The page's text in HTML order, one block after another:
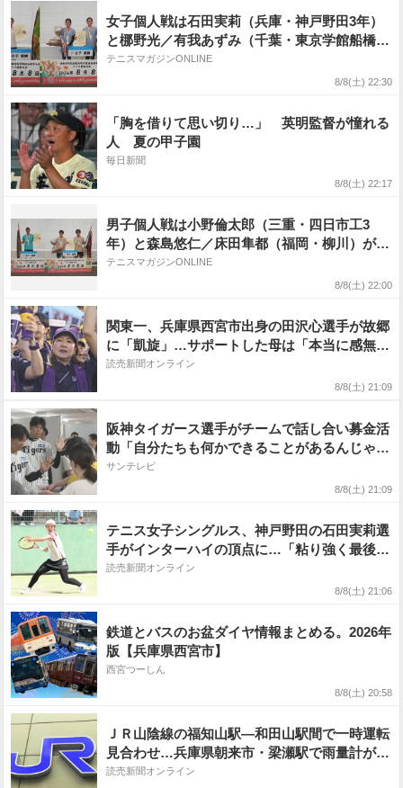
女子個人戦は石田実莉（兵庫・神戸野田3年）
と梛野光／有我あずみ（千葉・東京学館船橋）
が優勝 [近畿総体2026テニス競技]
テニスマガジンONLINE
8/8(土) 22:30
「胸を借りて思い切り…」 英明監督が憧れる
人 夏の甲子園
毎日新聞
8/8(土) 22:17
男子個人戦は小野倫太郎（三重・四日市工3
年）と森島悠仁／床田隼都（福岡・柳川）が優
勝 [近畿総体2026テニス競技]
テニスマガジンONLINE
8/8(土) 22:00
関東一、兵庫県西宮市出身の田沢心選手が故郷
に「凱旋」…サポートした母は「本当に感無
量」
読売新聞オンライン
8/8(土) 21:09
阪神タイガース選手がチームで話し合い募金活
動「自分たちも何かできることがあるんじゃな
いか」／熊本地震被災地支援
サンテレビ
8/8(土) 21:09
テニス女子シングルス、神戸野田の石田実莉選
手がインターハイの頂点に…「粘り強く最後ま
で頑張れた」
読売新聞オンライン
8/8(土) 21:06
鉄道とバスのお盆ダイヤ情報まとめる。2026年
版【兵庫県西宮市】
西宮つーしん
8/8(土) 20:58
ＪＲ山陰線の福知山駅―和田山駅間で一時運転
見合わせ…兵庫県朝来市・梁瀬駅で雨量計が規
制値超える
読売新聞オンライン